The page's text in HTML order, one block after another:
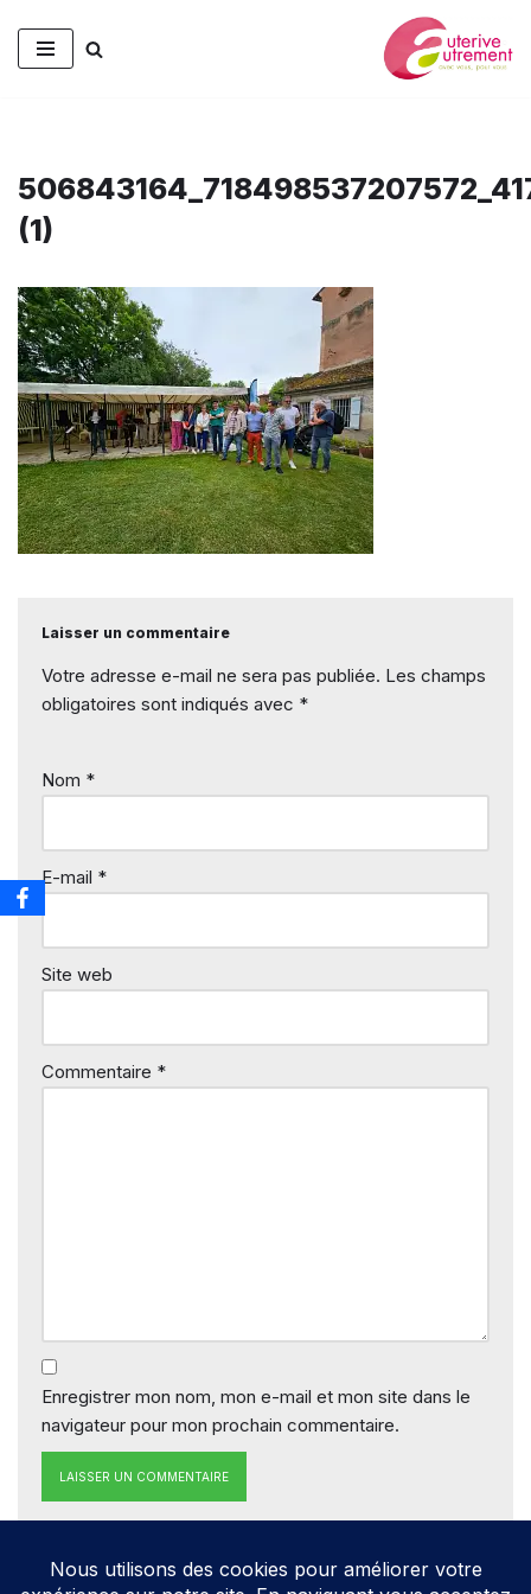
Aller
(1)
Laisser un commentaire
Votre adresse e-mail ne sera pas publiée. Les champs
obligatoires sont indiqués avec *
Nom *
E-mail *
Site web
Commentaire *
Enregistrer mon nom, mon e-mail et mon site dans le
navigateur pour mon prochain commentaire.